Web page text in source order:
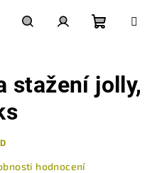
košík
stažení jolly,
hodnocení